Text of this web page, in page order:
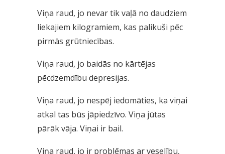
Viņa raud, jo nevar tik vaļā no daudziem
liekajiem kilogramiem, kas palikuši pēc
pirmās grūtniecības.
Viņa raud, jo baidās no kārtējas
pēcdzemdību depresijas.
Viņa raud, jo nespēj iedomāties, ka viņai
atkal tas būs jāpiedzīvo. Viņa jūtas
pārāk vāja. Viņai ir bail.
Viņa raud, jo ir problēmas ar veselību,